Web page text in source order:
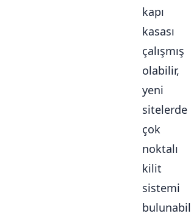
kapı
kasası
çalışmış
olabilir,
yeni
sitelerde
çok
noktalı
kilit
sistemi